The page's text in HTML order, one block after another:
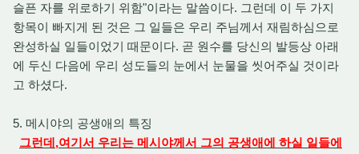
슬픈 자를 위로하기 위함"이라는 말씀이다. 그런데 이 두 가지
항목이 빠지게 된 것은 그 일들은 우리 주님께서 재림하심으로
완성하실 일들이었기 때문이다. 곧 원수를 당신의 발등상 아래
에 두신 다음에 우리 성도들의 눈에서 눈물을 씻어주실 것이라
고 하셨다.
5. 메시야의 공생애의 특징
그런데,여기서 우리는 메시야께서 그의 공생애에 하실 일들에